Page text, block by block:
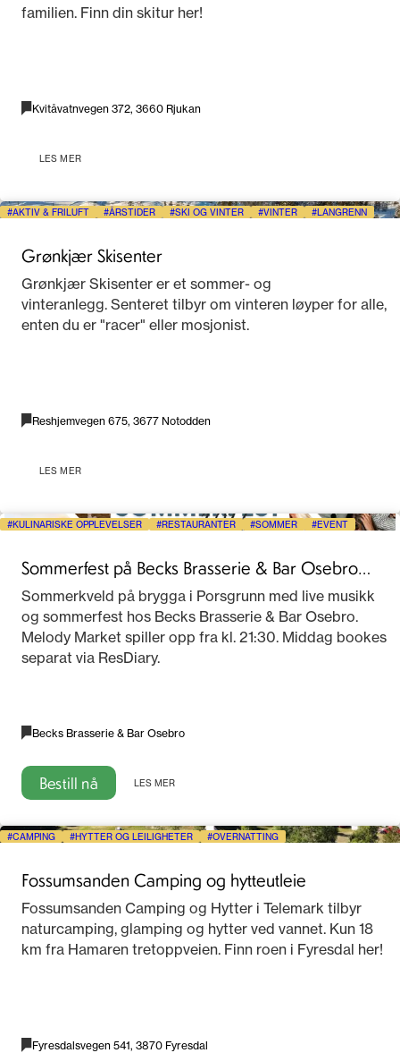
familien. Finn din skitur her!
Kvitåvatnvegen 372, 3660 Rjukan
LES MER
AKTIV & FRILUFT ÅRSTIDER SKI OG VINTER VINTER LANGRENN
Grønkjær Skisenter
Grønkjær Skisenter er et sommer- og
vinteranlegg. Senteret tilbyr om vinteren løyper for alle,
enten du er "racer" eller mosjonist.
Reshjemvegen 675, 3677 Notodden
LES MER
KULINARISKE OPPLEVELSER RESTAURANTER SOMMER EVENT
Sommerfest på Becks Brasserie & Bar Osebro
2026
Sommerkveld på brygga i Porsgrunn med live musikk
og sommerfest hos Becks Brasserie & Bar Osebro.
Melody Market spiller opp fra kl. 21:30. Middag bookes
separat via ResDiary.
Becks Brasserie & Bar Osebro
Bestill nå LES MER
CAMPING HYTTER OG LEILIGHETER OVERNATTING
Fossumsanden Camping og hytteutleie
Fossumsanden Camping og Hytter i Telemark tilbyr
naturcamping, glamping og hytter ved vannet. Kun 18
km fra Hamaren tretoppveien. Finn roen i Fyresdal her!
Fyresdalsvegen 541, 3870 Fyresdal